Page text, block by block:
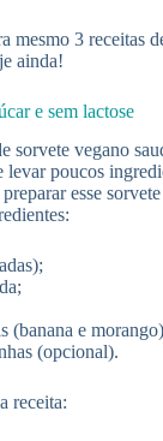
mesmo 3 receitas
ainda!
e sem lactose
sorvete vegano
poucos
esse
(banana e
(opcional).
receita: